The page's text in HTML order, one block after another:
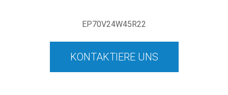
EP70V24W45R22
KONTAKTIERE UNS